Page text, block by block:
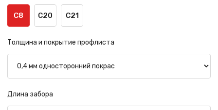
С8 С20 С21
Толщина и покрытие профлиста
Длина забора